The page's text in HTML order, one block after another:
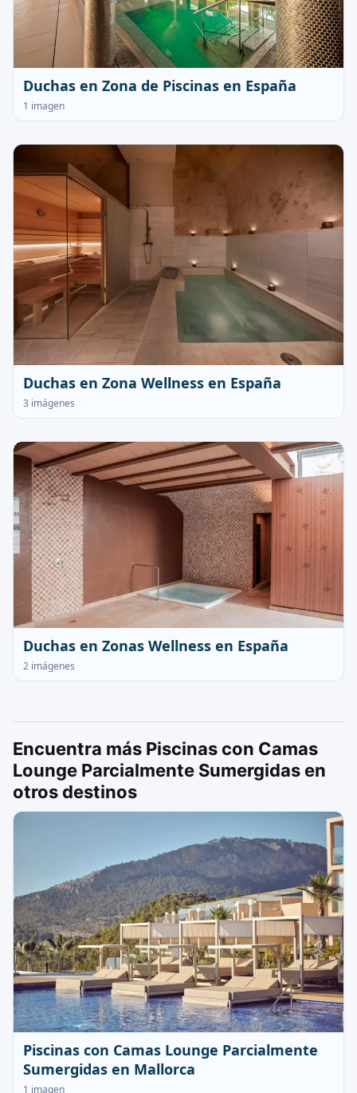
Duchas en Zona de Piscinas en España
1 imagen
Duchas en Zona Wellness en España
3 imágenes
Duchas en Zonas Wellness en España
2 imágenes
Encuentra más Piscinas con Camas
Lounge Parcialmente Sumergidas en
otros destinos
Piscinas con Camas Lounge Parcialmente
Sumergidas en Mallorca
1 imagen